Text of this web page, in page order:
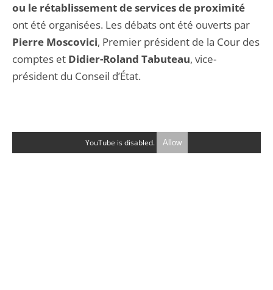
ou le rétablissement de services de proximité
ont été organisées. Les débats ont été ouverts par
Pierre Moscovici, Premier président de la Cour des
comptes et Didier-Roland Tabuteau, vice-
président du Conseil d’État.
YouTube is disabled. Allow